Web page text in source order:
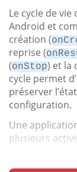
Le cycle de vie
Android et
création (
reprise (
(onStop) et la
cycle permet
préserver
configuration.
Une
plusieurs